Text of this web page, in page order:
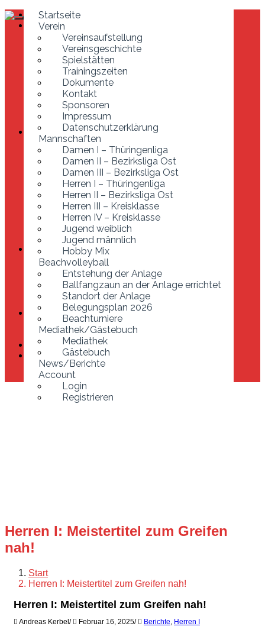
Startseite
Verein
Vereinsaufstellung
Vereinsgeschichte
Spielstätten
Trainingszeiten
Dokumente
Kontakt
Sponsoren
Impressum
Datenschutzerklärung
Mannschaften
Damen I – Thüringenliga
Damen II – Bezirksliga Ost
Damen III – Bezirksliga Ost
Herren I – Thüringenliga
Herren II – Bezirksliga Ost
Herren III – Kreisklasse
Herren IV – Kreisklasse
Jugend weiblich
Jugend männlich
Hobby Mix
Beachvolleyball
Entstehung der Anlage
Ballfangzaun an der Anlage errichtet
Standort der Anlage
Belegungsplan 2026
Beachturniere
Mediathek/Gästebuch
Mediathek
Gästebuch
News/Berichte
Account
Login
Registrieren
Startseite
Verein
Vereinsaufstellung
Vereinsgeschichte
Spielstätten
Trainingszeiten
Dokumente
Kontakt
Sponsoren
Impressum
Datenschutzerklärung
Mannschaften
Damen I – Thüringenliga
Damen II – Bezirksliga Ost
Damen III – Bezirksliga Ost
Herren I – Thüringenliga
Herren II – Bezirksliga Ost
Herren III – Kreisklasse
Herren IV – Kreisklasse
Jugend weiblich
Jugend männlich
Hobby Mix
Beachvolleyball
Entstehung der Anlage
Ballfangzaun an der Anlage errichtet
Standort der Anlage
Belegungsplan 2026
Beachturniere
Mediathek/Gästebuch
Mediathek
Gästebuch
News/Berichte
Account
Login
Registrieren
Herren I: Meistertitel zum Greifen
nah!
Start
Herren I: Meistertitel zum Greifen nah!
Herren I: Meistertitel zum Greifen nah!
Andreas Kerbel / Februar 16, 2025/ Berichte Herren I